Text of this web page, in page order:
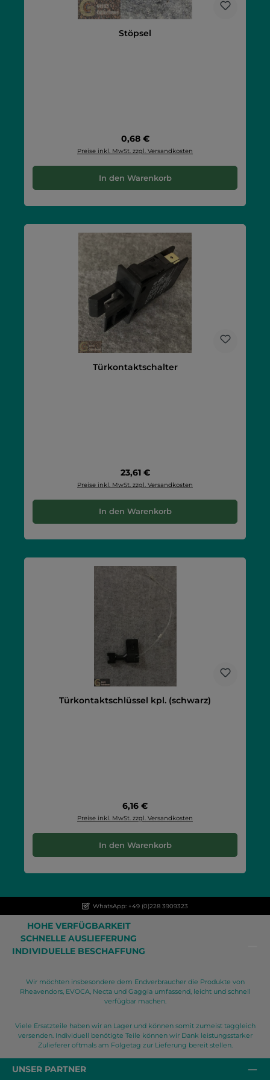
Stöpsel
Regulärer Preis:
0,68 €
Preise inkl. MwSt. zzgl. Versandkosten
In den Warenkorb
Türkontaktschalter
Regulärer Preis:
23,61 €
Preise inkl. MwSt. zzgl. Versandkosten
In den Warenkorb
Türkontaktschlüssel kpl. (schwarz)
Regulärer Preis:
6,16 €
Preise inkl. MwSt. zzgl. Versandkosten
In den Warenkorb
WhatsApp: +49 (0)228 3909323
HOHE VERFÜGBARKEIT
SCHNELLE AUSLIEFERUNG
INDIVIDUELLE BESCHAFFUNG
Wir möchten insbesondere dem Endverbraucher die Produkte von
Rheavendors, EVOCA, Necta und Gaggia umfassend, leicht und schnell
verfügbar machen.
Viele Ersatzteile haben wir an Lager und können somit zumeist taggleich
versenden. Individuell benötigte Teile können wir Dank leistungsstarker
Zulieferer oftmals am Folgetag zur Lieferung bereit stellen.
UNSER PARTNER